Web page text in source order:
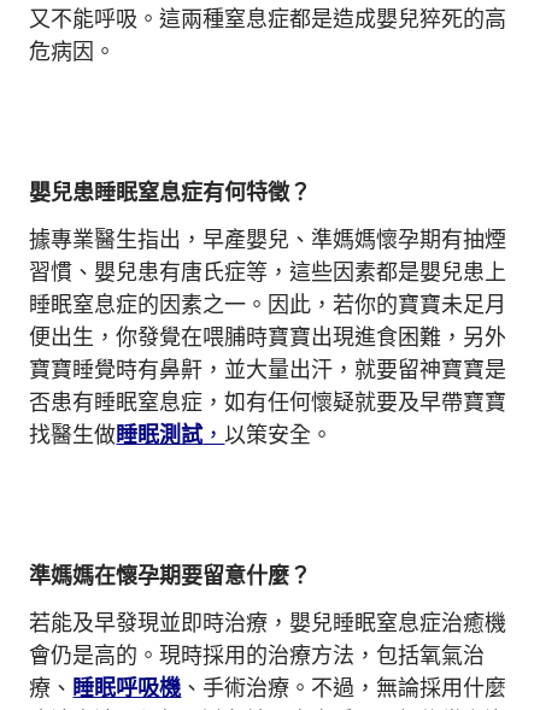
又不能呼吸。這兩種窒息症都是造成嬰兒猝死的高
危病因。
嬰兒患睡眠窒息症有何特徵？
據專業醫生指出，早產嬰兒、準媽媽懷孕期有抽煙
習慣、嬰兒患有唐氏症等，這些因素都是嬰兒患上
睡眠窒息症的因素之一。因此，若你的寶寶未足月
便出生，你發覺在喂脯時寶寶出現進食困難，另外
寶寶睡覺時有鼻鼾，並大量出汗，就要留神寶寶是
否患有睡眠窒息症，如有任何懷疑就要及早帶寶寶
找醫生做睡眠測試 ，以策安全。
準媽媽在懷孕期要留意什麼？
若能及早發現並即時治療，嬰兒睡眠窒息症治癒機
會仍是高的。現時採用的治療方法，包括氧氣治
療、 睡眠呼吸機 、手術治療。不過，無論採用什麼